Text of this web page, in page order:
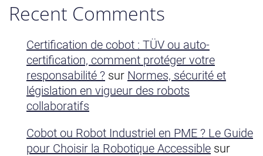
Recent Comments
Certification de cobot : TÜV ou auto-
certification, comment protéger votre
responsabilité ? sur Normes, sécurité et
législation en vigueur des robots
collaboratifs
Cobot ou Robot Industriel en PME ? Le Guide
pour Choisir la Robotique Accessible sur